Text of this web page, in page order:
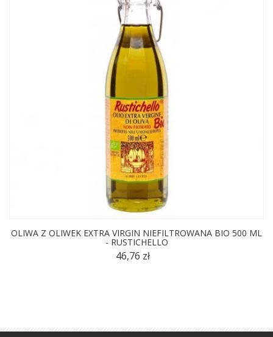
OLIWA Z OLIWEK EXTRA VIRGIN NIEFILTROWANA BIO 500 ML
- RUSTICHELLO
46,76 zł